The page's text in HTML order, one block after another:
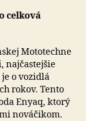
celková
Mototechne
najčastejšie
o vozidlá
rokov. Tento
Enyaq, ktorý
nováčikom.